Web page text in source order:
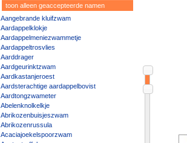
toon alleen geaccepteerde namen
Aangebrande kluifzwam
Aardappelklokje
Aardappelmeniezwammetje
Aardappeltrosvlies
Aarddrager
Aardgeurinktzwam
Aardkastanjeroest
Aardsterachtige aardappelbovist
Aardtongzwameter
Abelenknolkelkje
Abrikozenbuisjeszwam
Abrikozenrussula
Acaciajoekelspoorzwam